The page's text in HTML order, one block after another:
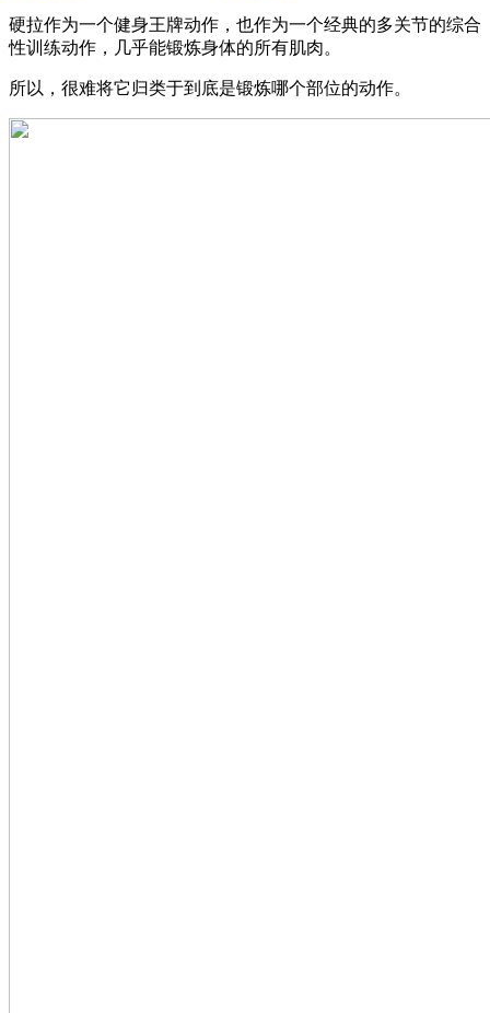
硬拉作为一个健身王牌动作，也作为一个经典的多关节的综合
性训练动作，几乎能锻炼身体的所有肌肉。
所以，很难将它归类于到底是锻炼哪个部位的动作。